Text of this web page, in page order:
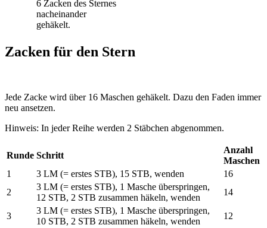
6 Zacken des Sternes
nacheinander
gehäkelt.
Zacken für den Stern
Jede Zacke wird über 16 Maschen gehäkelt. Dazu den Faden immer
neu ansetzen.
Hinweis: In jeder Reihe werden 2 Stäbchen abgenommen.
Runde Schritt
Anzahl
Maschen
1
3 LM (= erstes STB), 15 STB, wenden
16
2
3 LM (= erstes STB), 1 Masche überspringen,
12 STB, 2 STB zusammen häkeln, wenden
14
3
3 LM (= erstes STB), 1 Masche überspringen,
10 STB, 2 STB zusammen häkeln, wenden
12